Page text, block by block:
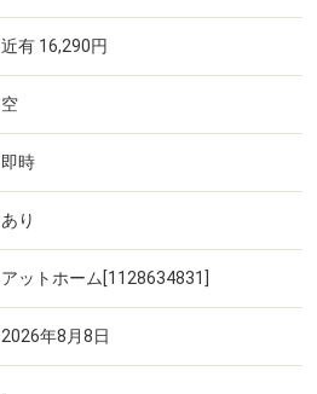
近有 16,290円
空
即時
あり
アットホーム[1128634831]
2026年8月8日